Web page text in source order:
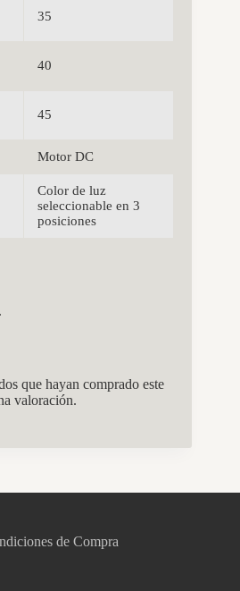
35
40
45
Motor DC
Color de luz
seleccionable en 3
posiciones
que hayan comprado este
valoración.
de Compra
En línea